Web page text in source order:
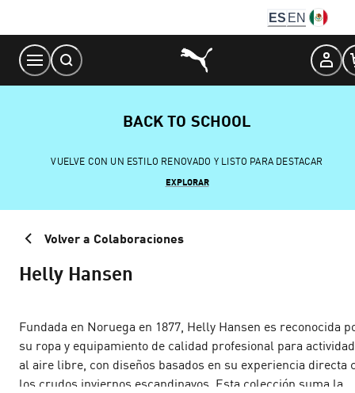
Content
ES EN
BACK TO SCHOOL
VUELVE CON UN ESTILO RENOVADO Y LISTO PARA DESTACAR
EXPLORAR
Volver a Colaboraciones
Helly Hansen
Fundada en Noruega en 1877, Helly Hansen es reconocida
su ropa y equipamiento de calidad profesional para
al aire libre, con diseños basados en su experiencia directa
los crudos inviernos escandinavos. Esta colección suma la